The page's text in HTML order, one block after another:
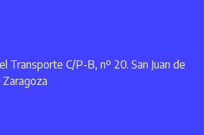
Transporte C/P-B, nº 20. San Juan de